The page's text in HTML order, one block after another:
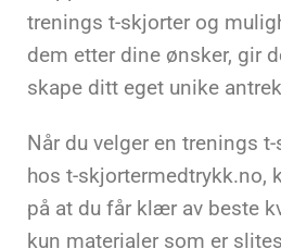
trenings t-skjorter og
dem etter dine ønsker, gir
skape ditt eget unike
Når du velger en trenings
hos t-skjortermedtrykk.no,
på at du får klær av beste
kun materialer som er